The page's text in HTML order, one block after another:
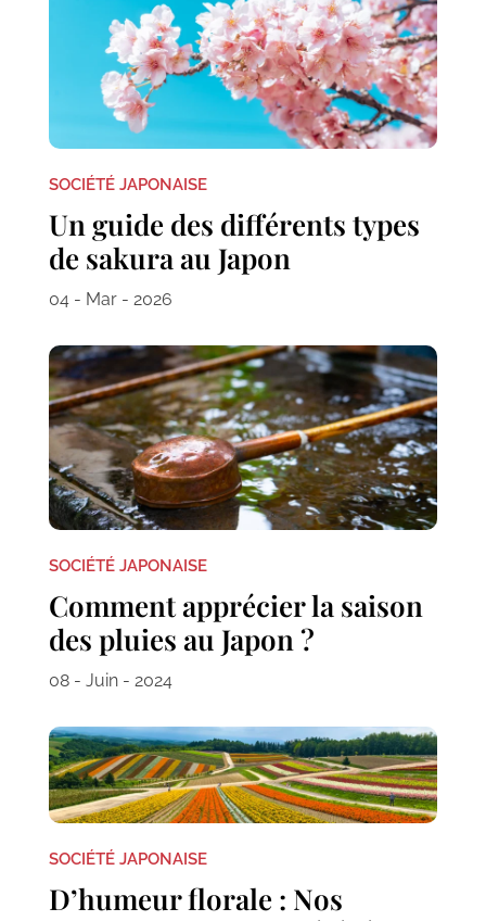
SOCIÉTÉ JAPONAISE
Un guide des différents types
de sakura au Japon
04 - Mar - 2026
SOCIÉTÉ JAPONAISE
Comment apprécier la saison
des pluies au Japon ?
08 - Juin - 2024
SOCIÉTÉ JAPONAISE
D’humeur florale : Nos